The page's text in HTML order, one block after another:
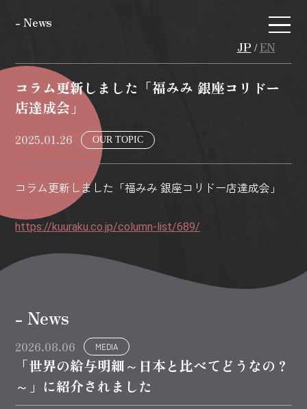
- News
JP / EN
コラム更新しました「福みみ 銀座コリドー
店達成会」
2025.01.26 OUR TOPIC
コラム更新しました「福みみ 銀座コリドー店達成会」
https://kuuraku.co.jp/column-list/689/
- News
2026.08.06 MEDIA
「世界の給与明細～日本と比べてどうなの？
～」に紹介されました